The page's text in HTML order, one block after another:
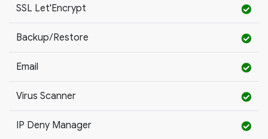
SSL Let'Encrypt
Backup/Restore
Email
Virus Scanner
IP Deny Manager